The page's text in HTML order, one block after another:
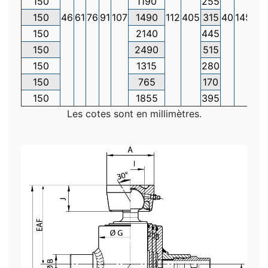
46 61 76 91 107 112 405 40 145
150
1490 315
150
2140 445
150
2490 515
150
1315 280
150
765 170
150
1855 395
Les cotes sont en millimètres.